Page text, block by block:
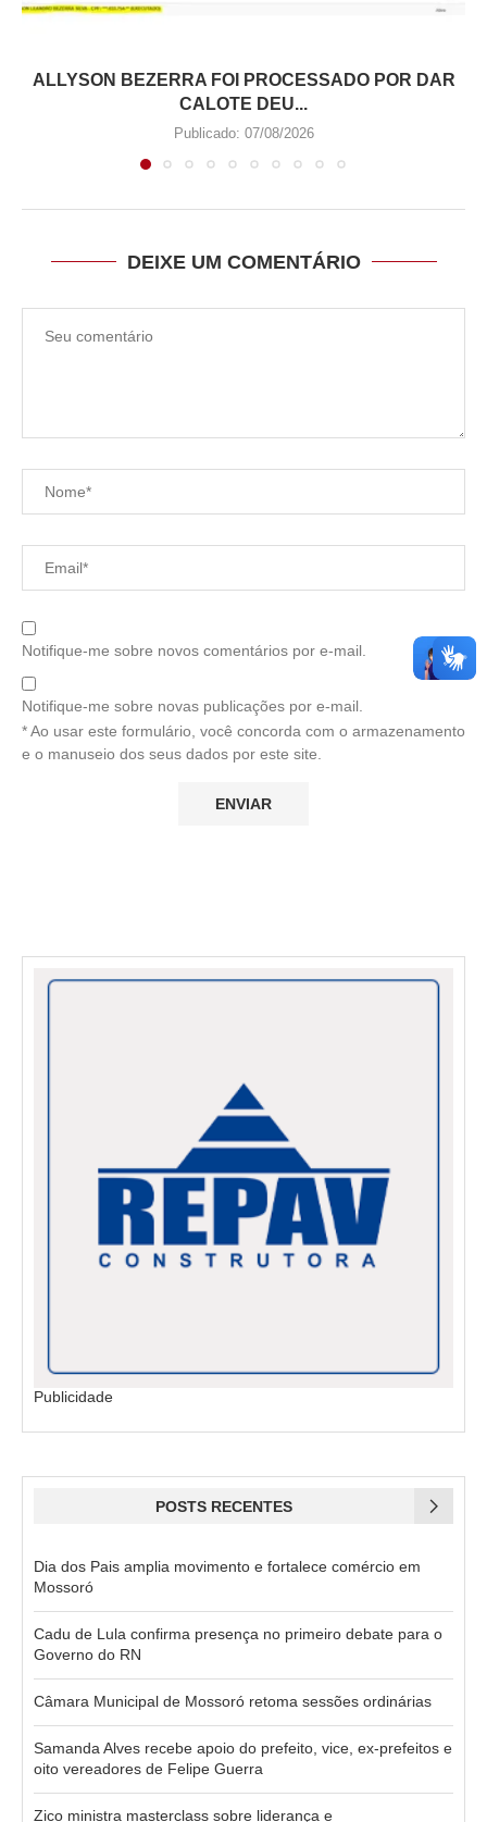
ALLYSON BEZERRA FOI PROCESSADO POR DAR
CALOTE DEU...
Publicado: 07/08/2026
DEIXE UM COMENTÁRIO
Notifique-me sobre novos comentários por e-mail.
Notifique-me sobre novas publicações por e-mail.
* Ao usar este formulário, você concorda com o armazenamento
e o manuseio dos seus dados por este site.
Publicidade
POSTS RECENTES
Dia dos Pais amplia movimento e fortalece comércio em
Mossoró
Cadu de Lula confirma presença no primeiro debate para o
Governo do RN
Câmara Municipal de Mossoró retoma sessões ordinárias
Samanda Alves recebe apoio do prefeito, vice, ex-prefeitos e
oito vereadores de Felipe Guerra
Zico ministra masterclass sobre liderança e